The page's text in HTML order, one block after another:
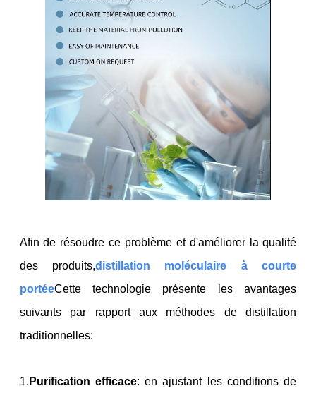
Afin de résoudre ce problème et d'améliorer la qualité
des produits,distillation moléculaire à courte
portéeCette technologie présente les avantages
suivants par rapport aux méthodes de distillation
traditionnelles:
1. Purification efficace: en ajustant les conditions de